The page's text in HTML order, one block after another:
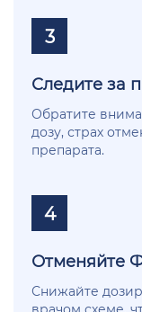
3
Следите за
Обратите
дозу, страх
препарата.
4
Отменяйте
Снижайте